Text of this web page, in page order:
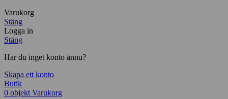
Varukorg
Stäng
Logga in
Stäng
Har du inget konto ännu?
Skapa ett konto
Butik
0 objekt Varukorg